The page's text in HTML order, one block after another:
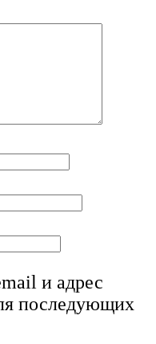
и адрес
последующих